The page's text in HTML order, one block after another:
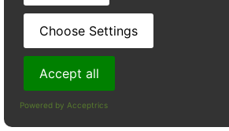
et les fissures.
Lavage à haute température
:
vêtements infestés à 60°C minimum.
Utilisation d’housses anti-punaises
spéciales pour matelas et oreillers
Choose Settings
Accept all
Powered by Acceptrics